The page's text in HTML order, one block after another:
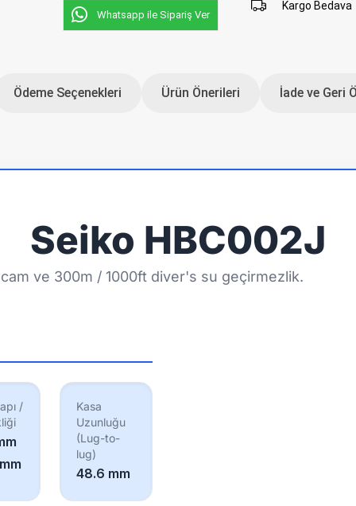
Whatsapp ile Sipariş Ver
Kargo Bedava
Ödeme Seçenekleri Ürün Önerileri İade ve Geri
Seiko HBC002J
ve 300m / 1000ft diver's su geçirmezlik.
/
Kasa
Uzunluğu
(Lug-to-
lug)
48.6 mm